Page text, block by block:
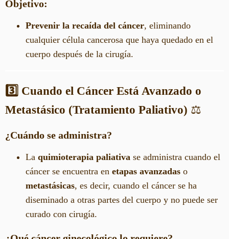
Objetivo:
Prevenir la recaída del cáncer, eliminando
cualquier célula cancerosa que haya quedado en el
cuerpo después de la cirugía.
3️⃣ Cuando el Cáncer Está Avanzado o
Metastásico (Tratamiento Paliativo) ⚖️
¿Cuándo se administra?
La quimioterapia paliativa se administra cuando el
cáncer se encuentra en etapas avanzadas o
metastásicas, es decir, cuando el cáncer se ha
diseminado a otras partes del cuerpo y no puede ser
curado con cirugía.